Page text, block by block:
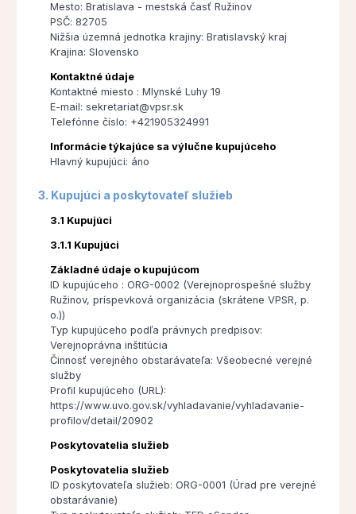
Mesto: Bratislava - mestská časť Ružinov
PSČ: 82705
Nižšia územná jednotka krajiny: Bratislavský kraj
Krajina: Slovensko
Kontaktné údaje
Kontaktné miesto : Mlynské Luhy 19
E-mail: sekretariat@vpsr.sk
Telefónne číslo: +421905324991
Informácie týkajúce sa výlučne kupujúceho
Hlavný kupujúci: áno
3. Kupujúci a poskytovateľ služieb
3.1 Kupujúci
3.1.1 Kupujúci
Základné údaje o kupujúcom
ID kupujúceho : ORG-0002 (Verejnoprospešné služby
Ružinov, príspevková organizácia (skrátene VPSR, p.
o.))
Typ kupujúceho podľa právnych predpisov:
Verejnoprávna inštitúcia
Činnosť verejného obstarávateľa: Všeobecné verejné
služby
Profil kupujúceho (URL):
https://www.uvo.gov.sk/vyhladavanie/vyhladavanie-
profilov/detail/20902
Poskytovatelia služieb
Poskytovatelia služieb
ID poskytovateľa služieb: ORG-0001 (Úrad pre verejné
obstarávanie)